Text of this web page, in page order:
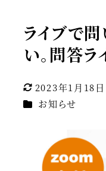
ライブで
い。問答ラ
更新日
2023年1月18日
カテゴリー
お知らせ